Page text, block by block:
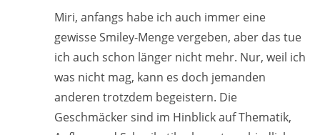
Miri, anfangs habe ich auch immer eine
gewisse Smiley-Menge vergeben, aber das tue
ich auch schon länger nicht mehr. Nur, weil ich
was nicht mag, kann es doch jemanden
anderen trotzdem begeistern. Die
Geschmäcker sind im Hinblick auf Thematik,